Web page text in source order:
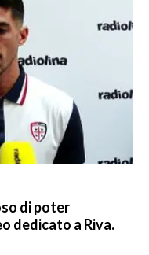
di poter
dedicato a Riva.